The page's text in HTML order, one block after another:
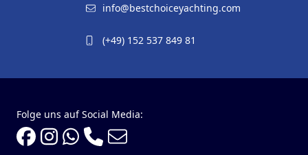
info@bestchoiceyachting.com
(+49) 152 537 849 81
Folge uns auf Social Media: